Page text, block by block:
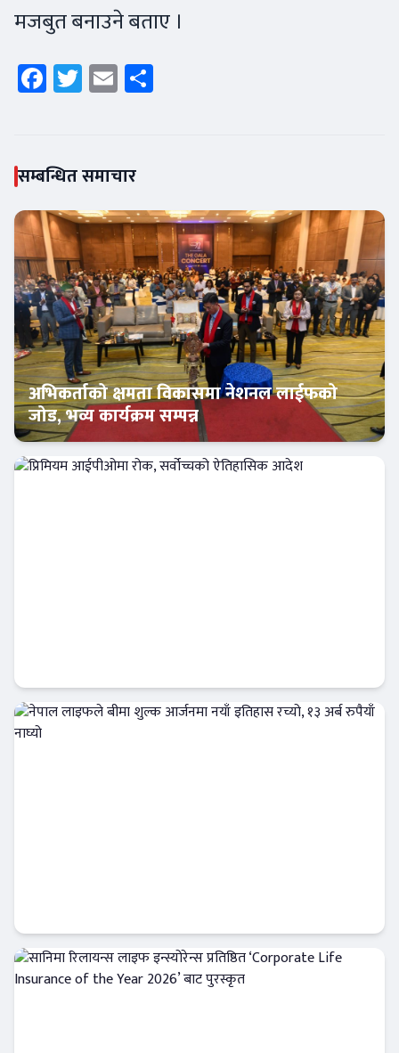
मजबुत बनाउने बताए ।
Facebook
Twitter
Email
सम्बन्धित समाचार
इन्स्योरेन्स
अभिकर्ताको क्षमता विकासमा नेशनल लाईफको
जोड, भव्य कार्यक्रम सम्पन्न
Banner News
इन्स्योरेन्स